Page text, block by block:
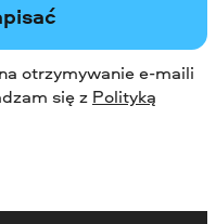
otrzymywanie e-maili
się z Polityką